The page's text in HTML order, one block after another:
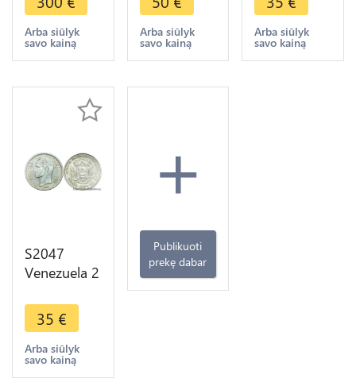
Ferdinand
VII -> M
Offer
Arba siūlyk
savo kainą
Bolivar
1954
Argent
FDC UNC -
Arba siūlyk
savo kainą
1954 FDC
BU Silver -
>Make
Arba siūlyk
savo kainą
S2047
Venezuela 2
Gram 10
Bolivar
1936 Silver
->Make
35 €
Arba siūlyk
savo kainą
+
Publikuoti
prekę dabar